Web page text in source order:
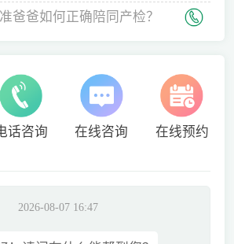
爸爸如何正确陪同产检？
话咨询 在线咨询 在线预约
2026-08-07 16:47